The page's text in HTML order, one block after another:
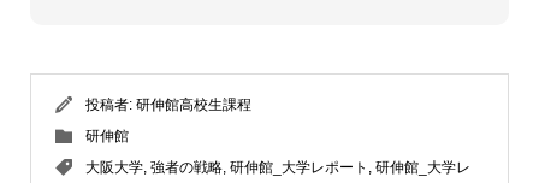
投稿者: 研伸館高校生課程
研伸館
大阪大学, 強者の戦略, 研伸館_大学レポート , 研伸館_大学レ